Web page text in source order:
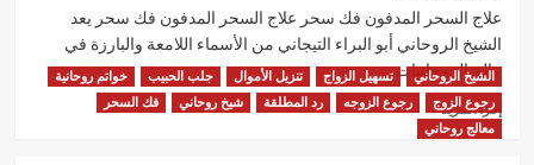
شيخ
روحاني
قوي
علاج السحر المدفون فك سحر علاج السحر المدفون فك سحر يعد
الشيخ الروحاني أبو البراء التيجاني من الأسماء اللامعة والبارزة في
عالم الروحانيات...
إقرأ المزيداقرأ
المزيد
الشيخ الروحاني تسهيل الزواج تنزيل الأموال جلب الحبيب
خواتم روحانية
رجوع الزوج
رجوع الزوجه رد المطلقة شيخ روحاني
فك السحر
معالج روحاني